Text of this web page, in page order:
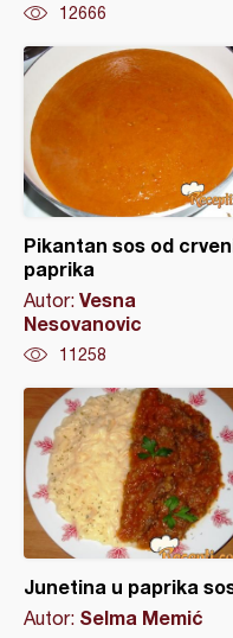
12666
Pikantan sos od
paprika
Autor: Vesna
Nesovanovic
11258
Junetina u paprika
Autor: Selma Memić